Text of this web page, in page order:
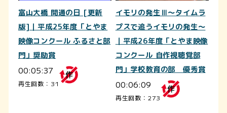
富山大橋 開通の日 [更新
版]｜平成25年度「とやま
映像コンクール ふるさと部
門」奨励賞
00:05:37
再生回数：31
イモリの発生Ⅲ～タイムラ
プスで追うイモリの発生～
｜平成26年度「とやま映像
コンクール 自作視聴覚部
門」学校教育の部 優秀賞
00:06:09
再生回数：273